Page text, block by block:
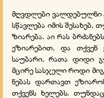
მღვდლები ვალდებულნი
სწავლება იმის
ზიარება. აი რას
ეზიარებით, და თქვენ
საუბარი, რათა დიდი
მცირე სასჯელი როდი
ნებას დართავთ
თქვენს ხელებს.